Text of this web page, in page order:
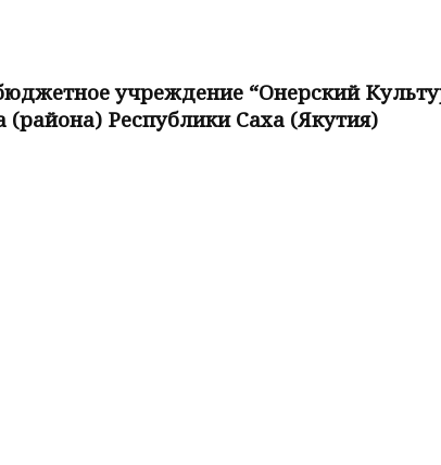
учреждение “Онерский
(района) Республики Саха (Якутия)